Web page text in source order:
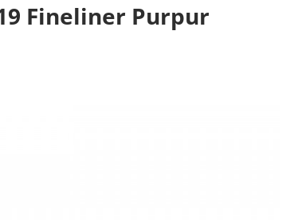
Fineliner Purpur